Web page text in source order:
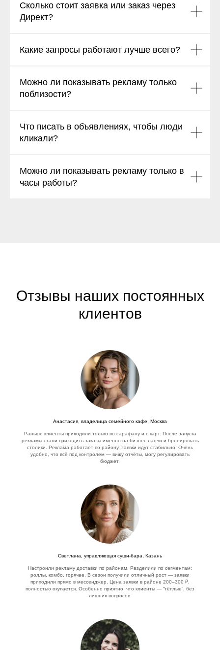
Сколько стоит заявка или заказ через
Директ?
Какие запросы работают лучше всего?
Можно ли показывать рекламу только
поблизости?
Что писать в объявлениях, чтобы люди
кликали?
Можно ли показывать рекламу только в
часы работы?
Отзывы наших постоянных
клиентов
Анастасия, владелица семейного кафе, Москва
Раньше клиенты приходили только по сарафану и с карт. После запуска
рекламы стали приходить заказы именно на бизнес-ланчи и бронировать
столики. Реклама работает по району, заявки идут стабильно. Очень
удобно, что всё под контролем — вижу отчёты, могу регулировать
бюджет.
Светлана, управляющая суши-бара, Казань
Настроили рекламу доставки по районам. Разделили по сегментам:
роллы, комбо, горячее. В сезон получили отличный рост — заявки
приходили прямо в мессенджер. Цена заявки в районе 200–300 ₽,
полностью окупается. Особенно приятно, что клиенты — “тёплые”, без
лишних вопросов.